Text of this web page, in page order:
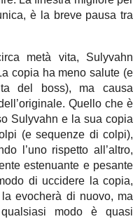
è la breve pausa tra
metà vita, Sulyvahn
copia ha meno salute (e
del boss), ma causa
Quello che è
Sulyvahn e la sua copia
(e sequenze di colpi),
l’uno rispetto all’altro,
estenuante e pesante
di uccidere la copia,
evocherà di nuovo, ma
modo è quasi